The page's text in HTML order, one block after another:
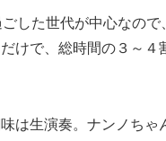
した世代が中心なの
けで、総時間の３～
は生演奏。ナンノち